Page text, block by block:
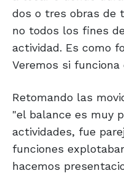
dos o tres obras de
no todos los fines
actividad. Es como
Veremos si funciona
Retomando las
"el balance es muy
actividades, fue
funciones
hacemos